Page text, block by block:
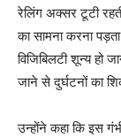
रेलिंग अक्सर टूटी
का सामना करना
विजिबिलटी शून्य हो
जाने से दुर्घटनों का
उन्होंने कहा कि इस